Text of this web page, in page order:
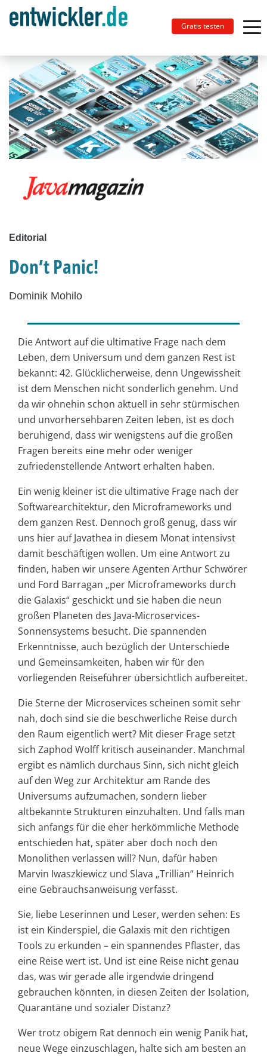
Gratis testen
Editorial
Don’t Panic!
Dominik Mohilo
Die Antwort auf die ultimative Frage nach dem
Leben, dem Universum und dem ganzen Rest ist
bekannt: 42. Glücklicherweise, denn Ungewissheit
ist dem Menschen nicht sonderlich genehm. Und
da wir ohnehin schon aktuell in sehr stürmischen
und unvorhersehbaren Zeiten leben, ist es doch
beruhigend, dass wir wenigstens auf die großen
Fragen bereits eine mehr oder weniger
zufriedenstellende Antwort erhalten haben.
Ein wenig kleiner ist die ultimative Frage nach der
Softwarearchitektur, den Microframeworks und
dem ganzen Rest. Dennoch groß genug, dass wir
uns hier auf Javathea in diesem Monat intensivst
damit beschäftigen wollen. Um eine Antwort zu
finden, haben wir unsere Agenten Arthur Schwörer
und Ford Barragan „per Microframeworks durch
die Galaxis“ geschickt und sie haben die neun
großen Planeten des Java-Microservices-
Sonnensystems besucht. Die spannenden
Erkenntnisse, auch bezüglich der Unterschiede
und Gemeinsamkeiten, haben wir für den
vorliegenden Reiseführer übersichtlich aufbereitet.
Die Sterne der Microservices scheinen somit sehr
nah, doch sind sie die beschwerliche Reise durch
den Raum eigentlich wert? Mit dieser Frage setzt
sich Zaphod Wolff kritisch auseinander. Manchmal
ergibt es nämlich durchaus Sinn, sich nicht gleich
auf den Weg zur Architektur am Rande des
Universums aufzumachen, sondern lieber
altbekannte Strukturen einzuhalten. Und falls man
sich anfangs für die eher herkömmliche Methode
entschieden hat, später aber doch noch den
Monolithen verlassen will? Nun, dafür haben
Marvin Iwaszkiewicz und Slava „Trillian“ Heinrich
eine Gebrauchsanweisung verfasst.
Sie, liebe Leserinnen und Leser, werden sehen: Es
ist ein Kinderspiel, die Galaxis mit den richtigen
Tools zu erkunden – ein spannendes Pflaster, das
eine Reise wert ist. Und ist eine Reise nicht genau
das, was wir gerade alle irgendwie dringend
gebrauchen könnten, in diesen Zeiten der Isolation,
Quarantäne und sozialer Distanz?
Wer trotz obigem Rat dennoch ein wenig Panik hat,
neue Wege einzuschlagen, halte sich am besten an